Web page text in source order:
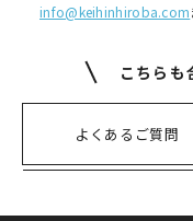
info@keihinhiroba.com
こちら
よくあるご質問